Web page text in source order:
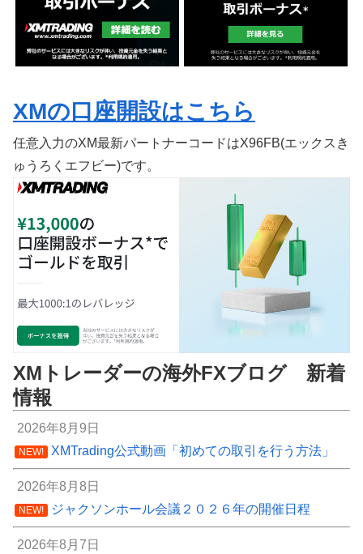
XMの口座開設はこちら
任意入力のXM最新パートナーコードはX96FB(エックスき
ゅうろくエフビー)です。
XMトレーダーの海外FXブログ 新着
情報
2026年8月9日
NEW! XMTrading公式動画「初めての取引を行う方法」
2026年8月8日
NEW! ジャクソンホール会議２０２６年の開催日程
2026年8月7日